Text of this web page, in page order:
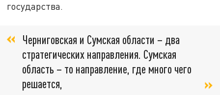
государства.
Черниговская и Сумская области – два
стратегических направления. Сумская
область – то направление, где много чего
решается,